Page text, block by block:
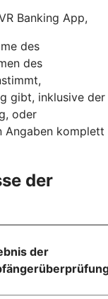
Banking App,
des
des
gibt, inklusive der
oder
Angaben komplett
der
der